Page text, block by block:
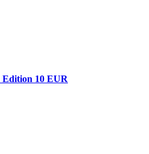
Edition 10 EUR